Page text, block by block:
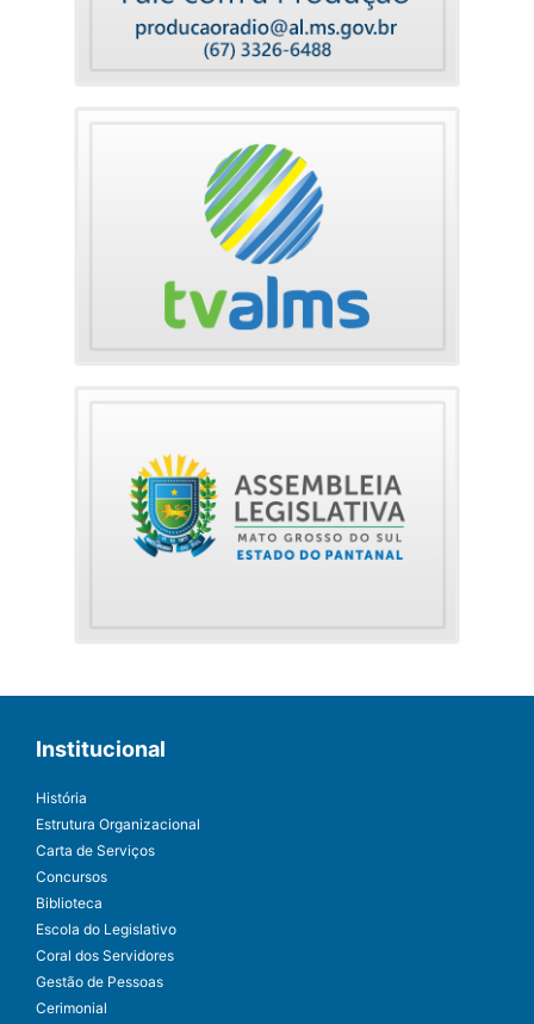
Institucional
História
Estrutura Organizacional
Carta de Serviços
Concursos
Biblioteca
Escola do Legislativo
Coral dos Servidores
Gestão de Pessoas
Cerimonial